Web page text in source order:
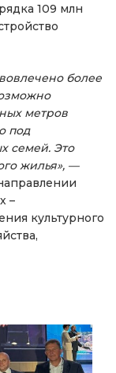
109 млн
более
метров
под
семей. Это
жилья», —
–
культурного